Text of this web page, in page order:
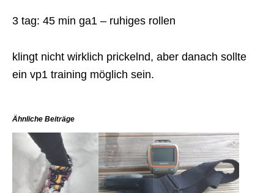
3 tag: 45 min ga1 – ruhiges rollen
klingt nicht wirklich prickelnd, aber danach sollte
ein vp1 training möglich sein.
Ähnliche Beiträge